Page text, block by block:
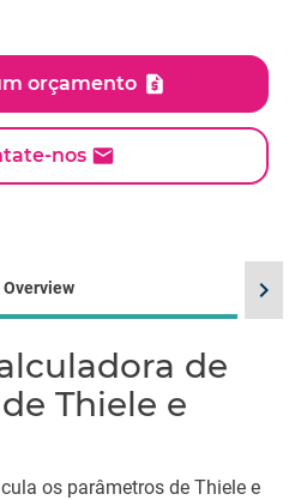
orçamento
nos
Overview
de
Thiele e
os parâmetros de Thiele e
chevron_right